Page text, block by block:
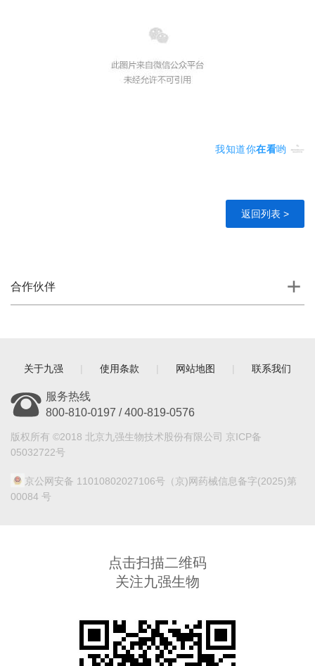
我知道你在看哟
返回列表 >
合作伙伴
关于九强 | 使用条款 | 网站地图 | 联系我们
服务热线
800-810-0197 / 400-819-0576
版权所有 ©2018 北京九强生物技术股份有限公司 京ICP备
05032722号
京公网安备 11010802027106号 （京)网药械信息备字(2025)第
00084 号
点击扫描二维码
关注九强生物